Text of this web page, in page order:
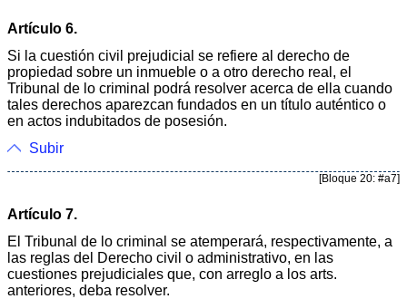
Artículo 6.
Si la cuestión civil prejudicial se refiere al derecho de
propiedad sobre un inmueble o a otro derecho real, el
Tribunal de lo criminal podrá resolver acerca de ella cuando
tales derechos aparezcan fundados en un título auténtico o
en actos indubitados de posesión.
Subir
[Bloque 20: #a7]
Artículo 7.
El Tribunal de lo criminal se atemperará, respectivamente, a
las reglas del Derecho civil o administrativo, en las
cuestiones prejudiciales que, con arreglo a los arts.
anteriores, deba resolver.